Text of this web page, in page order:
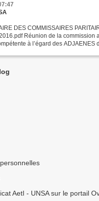
DES COMMISSAIRES
Réunion de la commission
à l’égard des ADJAENES
AetI - UNSA sur le portail